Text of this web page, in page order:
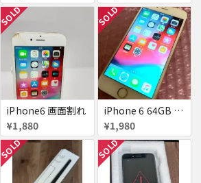
SOLD
iPhone6 画面割れ
¥1,880
SOLD
iPhone 6 64GB docomo
¥1,980
SOLD SOLD